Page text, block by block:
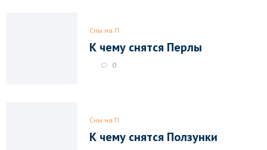
Сны на П
К чему снятся Перлы
0
Сны на П
К чему снятся Ползунки